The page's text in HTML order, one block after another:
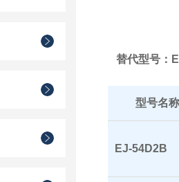
替代型号：
型号名称
EJ-54D2B